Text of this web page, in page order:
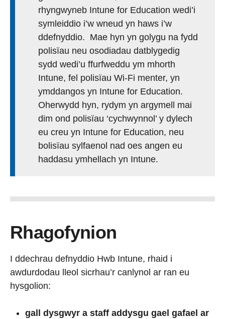
rhyngwyneb Intune for Education wedi’i
symleiddio i’w wneud yn haws i’w
ddefnyddio. Mae hyn yn golygu na fydd
polisïau neu osodiadau datblygedig
sydd wedi’u ffurfweddu ym mhorth
Intune, fel polisïau Wi-Fi menter, yn
ymddangos yn Intune for Education.
Oherwydd hyn, rydym yn argymell mai
dim ond polisïau ‘cychwynnol’ y dylech
eu creu yn Intune for Education, neu
bolisïau sylfaenol nad oes angen eu
haddasu ymhellach yn Intune.
Rhagofynion
I ddechrau defnyddio Hwb Intune, rhaid i
awdurdodau lleol sicrhau’r canlynol ar ran eu
hysgolion:
gall dysgwyr a staff addysgu gael gafael ar